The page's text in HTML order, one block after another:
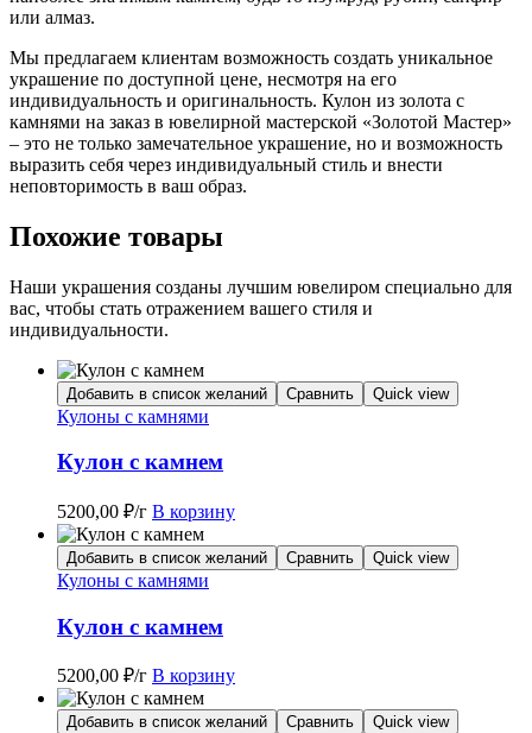
или алмаз.
Мы предлагаем клиентам возможность создать уникальное
украшение по доступной цене, несмотря на его
индивидуальность и оригинальность. Кулон из золота с
камнями на заказ в ювелирной мастерской «Золотой Мастер»
– это не только замечательное украшение, но и возможность
выразить себя через индивидуальный стиль и внести
неповторимость в ваш образ.
Похожие товары
Наши украшения созданы лучшим ювелиром специально для
вас, чтобы стать отражением вашего стиля и
индивидуальности.
Добавить в список желаний Сравнить Quick view
Кулоны с камнями
Кулон с камнем
5200,00 ₽/г В корзину
Добавить в список желаний Сравнить Quick view
Кулоны с камнями
Кулон с камнем
5200,00 ₽/г В корзину
Добавить в список желаний Сравнить Quick view